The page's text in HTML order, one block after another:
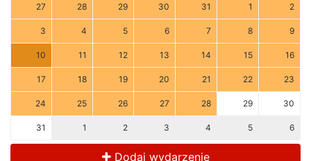
27 28 29 30 31 1 2
3 4 5 6 7 8 9
10 11 12 13 14 15 16
17 18 19 20 21 22 23
24 25 26 27 28 29 30
31 1 2 3 4 5 6
Dodaj wydarzenie